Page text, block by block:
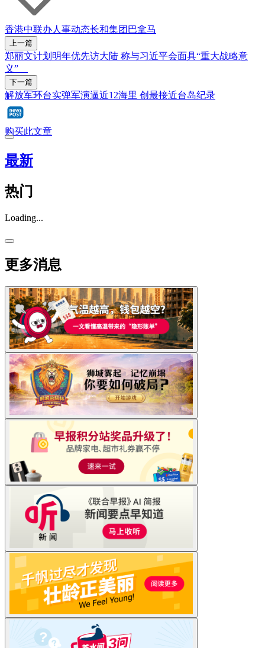
香港中联办人事动态长和集团 巴拿马
上一篇
郑丽文计划明年优先访大陆 称与习近平会面具“重大战略意
义”
下一篇
解放军环台实弹军演逼近12海里 创最接近台岛纪录
购买此文章
最新
热门
Loading...
更多消息